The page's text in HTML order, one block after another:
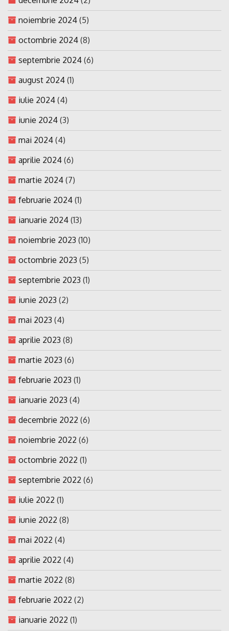
noiembrie 2024 (5)
octombrie 2024 (8)
septembrie 2024 (6)
august 2024 (1)
iulie 2024 (4)
iunie 2024 (3)
mai 2024 (4)
aprilie 2024 (6)
martie 2024 (7)
februarie 2024 (1)
ianuarie 2024 (13)
noiembrie 2023 (10)
octombrie 2023 (5)
septembrie 2023 (1)
iunie 2023 (2)
mai 2023 (4)
aprilie 2023 (8)
martie 2023 (6)
februarie 2023 (1)
ianuarie 2023 (4)
decembrie 2022 (6)
noiembrie 2022 (6)
octombrie 2022 (1)
septembrie 2022 (6)
iulie 2022 (1)
iunie 2022 (8)
mai 2022 (4)
aprilie 2022 (4)
martie 2022 (8)
februarie 2022 (2)
ianuarie 2022 (1)